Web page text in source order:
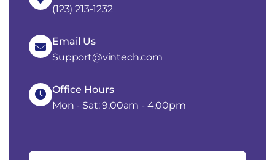
(123) 213-1232
Email Us
Support@vintech.com
Office Hours
Mon - Sat: 9.00am - 4.00pm